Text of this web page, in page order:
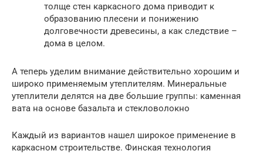
толще стен каркасного дома приводит к
образованию плесени и понижению
долговечности древесины, а как следствие –
дома в целом.
А теперь уделим внимание действительно хорошим и
широко применяемым утеплителям. Минеральные
утеплители делятся на две большие группы: каменная
вата на основе базальта и стекловолокно
Каждый из вариантов нашел широкое применение в
каркасном строительстве. Финская технология